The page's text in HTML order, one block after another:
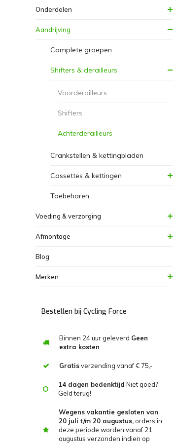
Onderdelen
Aandrijving
Complete groepen
Shifters & derailleurs
Voorderailleurs
Shifters
Achterderailleurs
Crankstellen & kettingbladen
Cassettes & kettingen
Toebehoren
Voeding & verzorging
Afmontage
Blog
Merken
Bestellen bij Cycling Force
Binnen 24 uur geleverd Geen
extra kosten
Gratisverzending vanaf € 75,-
14 dagen bedenktijd Niet goed?
Geld terug!
Wegens vakantie gesloten van
20 juli t/m 20 augustus, orders in
deze periode worden vanaf 21
augustus verzonden indien op